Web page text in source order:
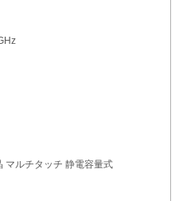
マルチタッチ 静電容量式